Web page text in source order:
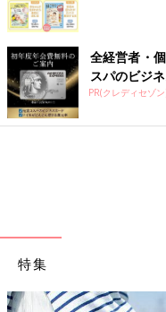
ちんさ
えても
冬だけではなく、夏にも
ージチーズなどは普段か
卓を少しゴージャスにし
に試してみてはいかがでし
全経営者・
スパのビジ
PR(クレディセゾ
特集